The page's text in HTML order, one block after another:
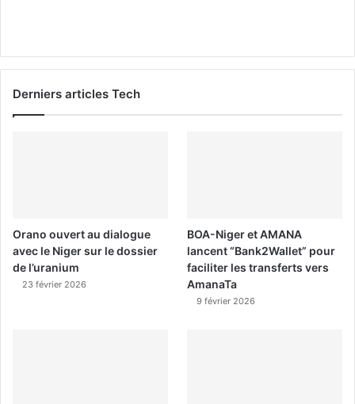
Derniers articles Tech
Orano ouvert au dialogue
avec le Niger sur le dossier
de l’uranium
23 février 2026
BOA-Niger et AMANA
lancent “Bank2Wallet” pour
faciliter les transferts vers
AmanaTa
9 février 2026